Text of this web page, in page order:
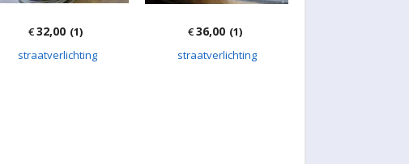
€32,00 (1)
straatverlichting
€36,00 (1)
straatverlichting